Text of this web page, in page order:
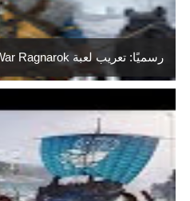
رسميًا: تعريب لعبة God Of War Ragnarok!